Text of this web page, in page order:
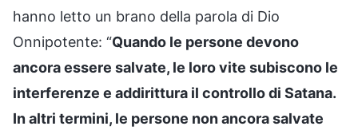
hanno letto un brano della parola di Dio
Onnipotente: “Quando le persone devono
ancora essere salvate, le loro vite subiscono le
interferenze e addirittura il controllo di Satana.
In altri termini, le persone non ancora salvate